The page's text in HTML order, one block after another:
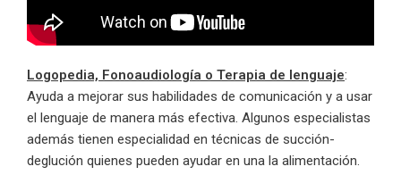
Logopedia, Fonoaudiología o Terapia de lenguaje:
Ayuda a mejorar sus habilidades de comunicación y a usar
el lenguaje de manera más efectiva. Algunos especialistas
además tienen especialidad en técnicas de succión-
deglución quienes pueden ayudar en una la alimentación.